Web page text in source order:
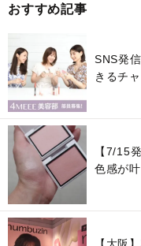
おすすめ記事
SNS発
きるチ
【7/15
色感が